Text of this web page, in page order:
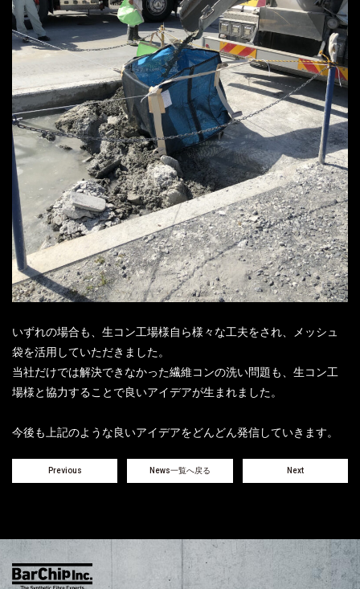
いずれの場合も、生コン工場様自ら様々な工夫をされ、メッシュ
袋を活用していただきました。
当社だけでは解決できなかった繊維コンの洗い問題も、生コン工
場様と協力することで良いアイデアが生まれました。
今後も上記のような良いアイデアをどんどん発信していきます。
Previous News一覧へ戻る Next